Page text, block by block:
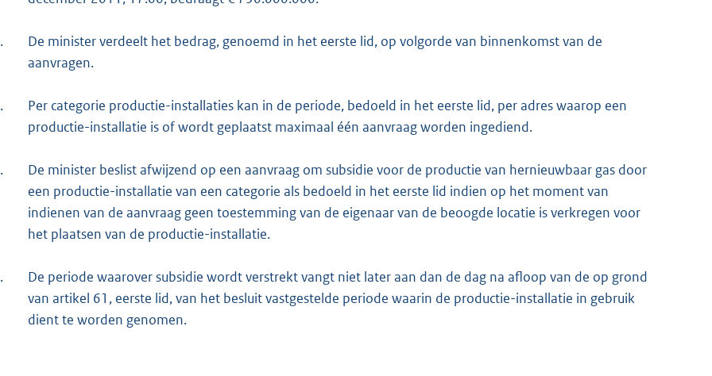
De minister verdeelt het bedrag, genoemd in het eerste lid, op volgorde van binnenkomst van de
aanvragen.
Per categorie productie-installaties kan in de periode, bedoeld in het eerste lid, per adres waarop een
productie-installatie is of wordt geplaatst maximaal één aanvraag worden ingediend.
De minister beslist afwijzend op een aanvraag om subsidie voor de productie van hernieuwbaar gas door
een productie-installatie van een categorie als bedoeld in het eerste lid indien op het moment van
indienen van de aanvraag geen toestemming van de eigenaar van de beoogde locatie is verkregen voor
het plaatsen van de productie-installatie.
De periode waarover subsidie wordt verstrekt vangt niet later aan dan de dag na afloop van de op grond
van artikel 61, eerste lid, van het besluit vastgestelde periode waarin de productie-installatie in gebruik
dient te worden genomen.